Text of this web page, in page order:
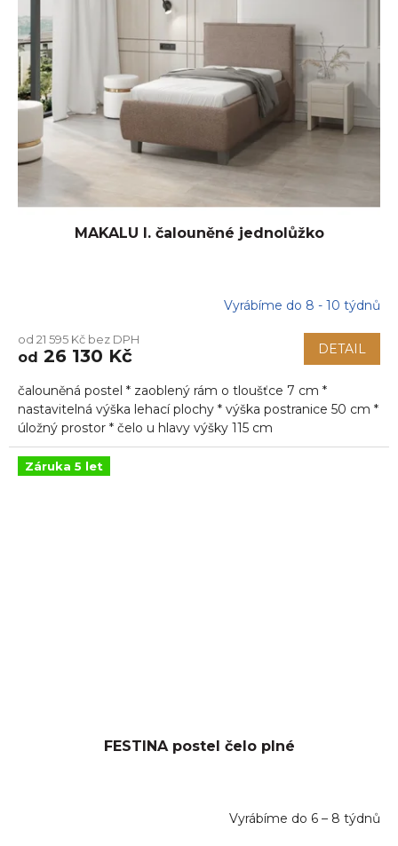
MAKALU I. čalouněné jednolůžko
Vyrábíme do 8 - 10 týdnů
od 21 595 Kč bez DPH
od 26 130 Kč DETAIL
čalouněná postel * zaoblený rám o tloušťce 7 cm *
nastavitelná výška lehací plochy * výška postranice 50 cm *
úložný prostor * čelo u hlavy výšky 115 cm
Záruka 5 let
FESTINA postel čelo plné
Vyrábíme do 6 – 8 týdnů